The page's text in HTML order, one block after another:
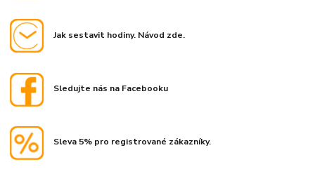
Jak sestavit hodiny. Návod zde.
Sledujte nás na Facebooku
Sleva 5% pro registrované zákazníky.